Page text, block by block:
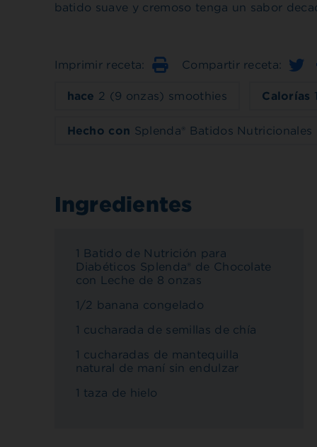
batido suave y cremoso tenga un sabor
Imprimir receta: Imprimir
Compartir receta:
hace 2 (9 onzas) smoothies Calorías
Hecho con Splenda® Batidos
Ingredientes
1 Batido de Nutrición para
Diabéticos Splenda® de Chocolate
con Leche de 8 onzas
1/2 banana congelado
1 cucharada de semillas de chía
1 cucharadas de mantequilla
natural de maní sin endulzar
1 taza de hielo